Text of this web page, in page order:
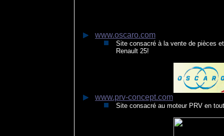
www.oscaro.com
Site consacré à la vente de pièces
Renault 25!
www.prv-concept.com
Site consacré au moteur PRV en